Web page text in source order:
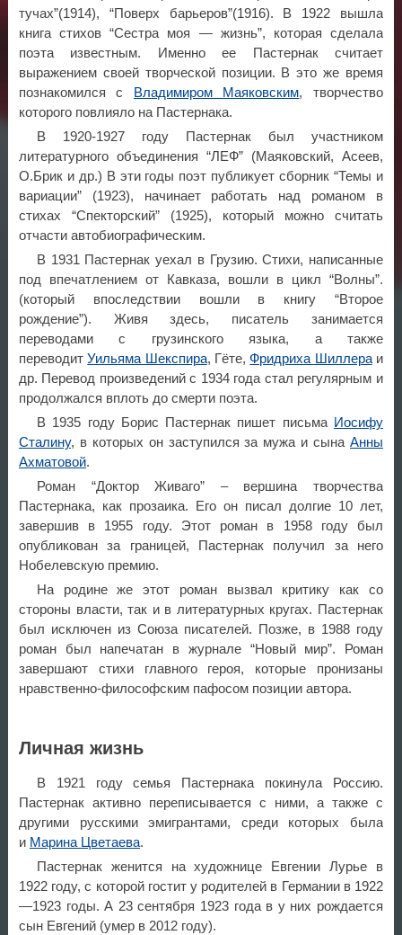
тучах”(1914), “Поверх барьеров”(1916). В 1922 вышла
книга стихов “Сестра моя — жизнь”, которая сделала
поэта известным. Именно ее Пастернак считает
выражением своей творческой позиции. В это же время
познакомился с
Владимиром Маяковским, творчество
которого повлияло на Пастернака.
В 1920-1927 году Пастернак был участником
литературного объединения “ЛЕФ” (Маяковский, Асеев,
О.Брик и др.) В эти годы поэт публикует сборник “Темы и
вариации” (1923), начинает работать над романом в
стихах “Спекторский” (1925), который можно считать
отчасти автобиографическим.
В 1931 Пастернак уехал в Грузию. Стихи, написанные
под впечатлением от Кавказа, вошли в цикл “Волны”.
(который впоследствии вошли в книгу “Второе
рождение”). Живя здесь, писатель занимается
переводами с грузинского языка, а также
переводитУильяма Шекспира, Гёте,Фридриха Шиллераи
др. Перевод произведений с 1934 года стал регулярным и
продолжался вплоть до смерти поэта.
В 1935 году Борис Пастернак пишет письма Иосифу
Сталину, в которых он заступился за мужа и сына Анны
Ахматовой.
Роман “Доктор Живаго” – вершина творчества
Пастернака, как прозаика. Его он писал долгие 10 лет,
завершив в 1955 году. Этот роман в 1958 году был
опубликован за границей, Пастернак получил за него
Нобелевскую премию.
На родине же этот роман вызвал критику как со
стороны власти, так и в литературных кругах. Пастернак
был исключен из Союза писателей. Позже, в 1988 году
роман был напечатан в журнале “Новый мир”. Роман
завершают стихи главного героя, которые пронизаны
нравственно-философским пафосом позиции автора.
Личная жизнь
В 1921 году семья Пастернака покинула Россию.
Пастернак активно переписывается с ними, а также с
другими русскими эмигрантами, среди которых была
и Марина Цветаева.
Пастернак женится на художнице Евгении Лурье в
1922 году, с которой гостит у родителей в Германии в 1922
—1923 годы. А 23 сентября 1923 года в у них рождается
сын Евгений (умер в 2012 году).